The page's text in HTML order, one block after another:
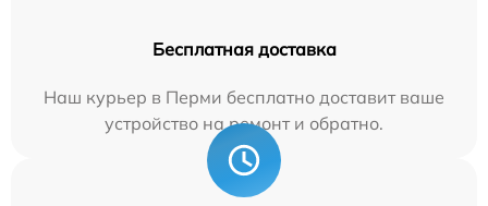
Бесплатная доставка
Наш курьер в Перми бесплатно доставит ваше
устройство на ремонт и обратно.